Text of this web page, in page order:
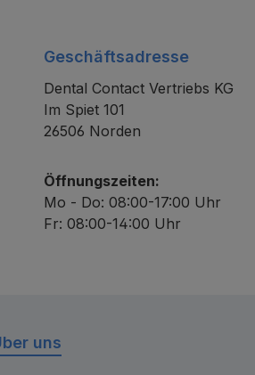
Geschäftsadresse
Dental Contact Vertriebs KG
Im Spiet 101
26506 Norden
Öffnungszeiten:
Mo - Do: 08:00-17:00 Uhr
Fr: 08:00-14:00 Uhr
uns